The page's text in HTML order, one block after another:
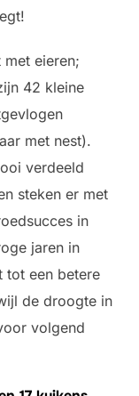
eieren;
42 kleine
met nest).
verdeeld
steken er met
in
jaren in
tot een betere
de droogte in
volgend